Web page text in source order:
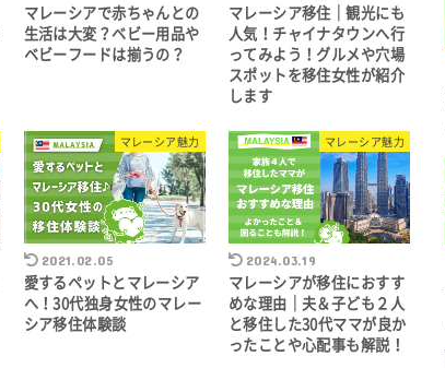
マレーシアで赤ちゃんとの
生活は大変？ベビー用品や
ベビーフードは揃うの？
マレーシア移住｜観光にも
人気！チャイナタウンへ行
ってみよう！グルメや穴場
スポットを移住女性が紹介
します
マレーシア魅力
2021.02.05
愛するペットとマレーシア
へ！30代独身女性のマレー
シア移住体験談
マレーシア魅力
2024.03.19
マレーシアが移住におすす
めな理由｜夫＆子ども２人
と移住した30代ママが良か
ったことや心配事も解説！